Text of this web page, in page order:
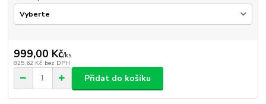
999,00 Kč/ks
825,62 Kč bez DPH
Přidat do košíku